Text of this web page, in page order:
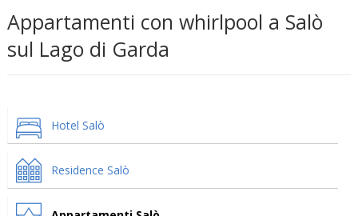
Appartamenti con whirlpool a Salò
sul Lago di Garda
Hotel Salò
Residence Salò